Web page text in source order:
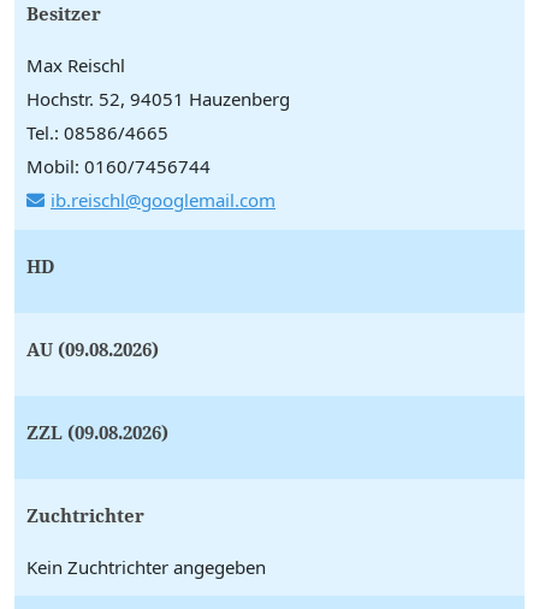
Besitzer
Max Reischl
Hochstr. 52, 94051 Hauzenberg
Tel.: 08586/4665
Mobil: 0160/7456744
ib.reischl@googlemail.com
HD
AU (09.08.2026)
ZZL (09.08.2026)
Zuchtrichter
Kein Zuchtrichter angegeben